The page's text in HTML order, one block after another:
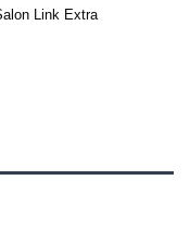
Link Extra